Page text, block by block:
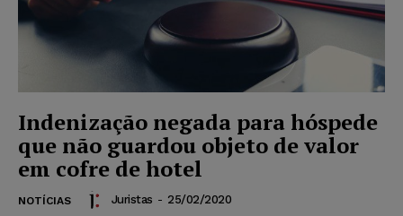
Indenização negada para hóspede
que não guardou objeto de valor
em cofre de hotel
NOTÍCIAS Juristas - 25/02/2020